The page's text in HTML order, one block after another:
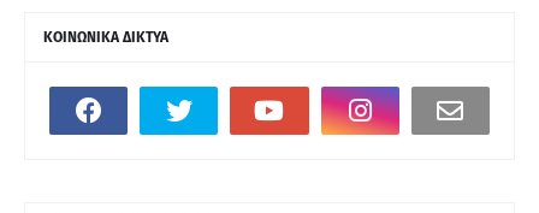
ΚΟΙΝΩΝΙΚΑ ΔΙΚΤΥΑ